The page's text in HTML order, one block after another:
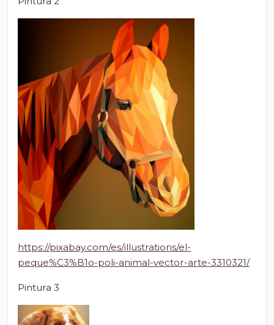
https://pixabay.com/es/illustrations/el-
peque%C3%B1o-poli-animal-vector-arte-3310321/
Pintura 3